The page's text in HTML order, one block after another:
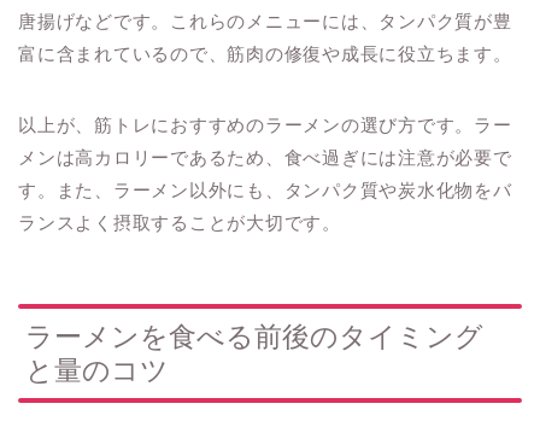
唐揚げなどです。これらのメニューには、タンパク質が豊
富に含まれているので、筋肉の修復や成長に役立ちます。
以上が、筋トレにおすすめのラーメンの選び方です。ラー
メンは高カロリーであるため、食べ過ぎには注意が必要で
す。また、ラーメン以外にも、タンパク質や炭水化物をバ
ランスよく摂取することが大切です。
ラーメンを食べる前後のタイミング
と量のコツ